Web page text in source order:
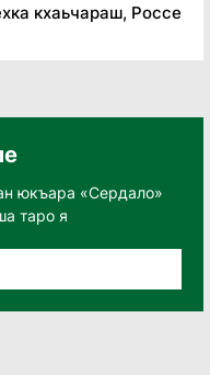
кхаьчараш, Россе
юкъара «Сердало»
таро я